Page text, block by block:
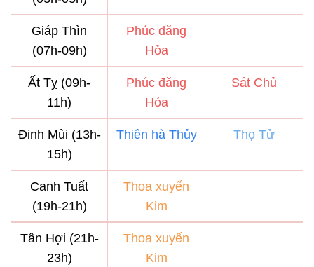
Giáp Thìn
(07h-09h)
Phúc đăng
Hỏa
Ất Tỵ (09h-
11h)
Phúc đăng
Hỏa
Sát Chủ
Đinh Mùi (13h-
15h)
Thiên hà Thủy Thọ Tử
Canh Tuất
(19h-21h)
Thoa xuyến
Kim
Tân Hợi (21h-
23h)
Thoa xuyến
Kim